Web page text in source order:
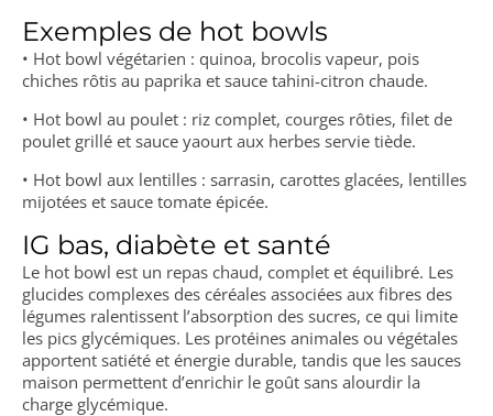
Exemples de hot bowls
• Hot bowl végétarien : quinoa, brocolis vapeur, pois
chiches rôtis au paprika et sauce tahini-citron chaude.
• Hot bowl au poulet : riz complet, courges rôties, filet de
poulet grillé et sauce yaourt aux herbes servie tiède.
• Hot bowl aux lentilles : sarrasin, carottes glacées, lentilles
mijotées et sauce tomate épicée.
IG bas, diabète et santé
Le hot bowl est un repas chaud, complet et équilibré. Les
glucides complexes des céréales associées aux fibres des
légumes ralentissent l’absorption des sucres, ce qui limite
les pics glycémiques. Les protéines animales ou végétales
apportent satiété et énergie durable, tandis que les sauces
maison permettent d’enrichir le goût sans alourdir la
charge glycémique.